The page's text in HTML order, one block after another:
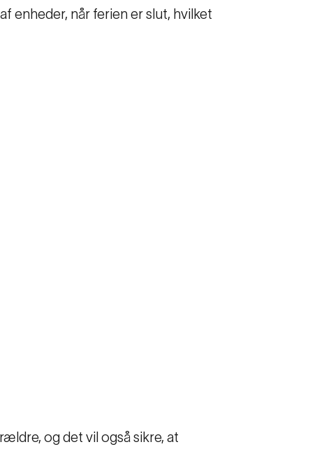
enheder, når ferien er slut, hvilket
og det vil også sikre, at